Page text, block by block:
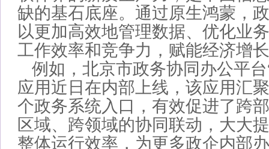
缺的基石底座。通过原生鸿蒙，
以更加高效地管理数据、优化业
工作效率和竞争力，赋能经济增
例如，北京市政务协同办公平
应用近日在内部上线，该应用汇
个政务系统入口，有效促进了跨
区域、跨领域的协同联动，大大
整体运行效率，为更多政企内部